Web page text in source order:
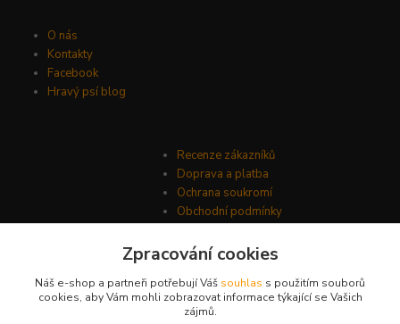
O nás
Kontakty
Facebook
Hravý psí blog
Recenze zákazníků
Doprava a platba
Ochrana soukromí
Obchodní podmínky
Zpracování cookies
Náš e-shop a partneři potřebují Váš souhlas s použitím souborů
cookies, aby Vám mohli zobrazovat informace týkající se Vašich
zájmů.